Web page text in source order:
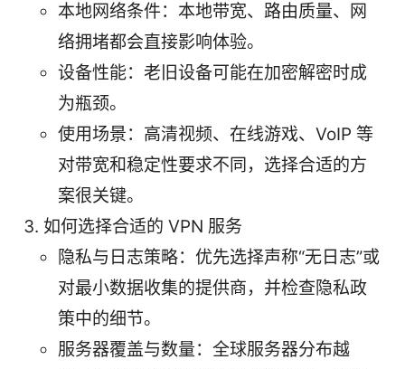
本地网络条件：本地带宽、路由质量、网
络拥堵都会直接影响体验。
设备性能：老旧设备可能在加密解密时成
为瓶颈。
使用场景：高清视频、在线游戏、VoIP 等
对带宽和稳定性要求不同，选择合适的方
案很关键。
如何选择合适的 VPN 服务
隐私与日志策略：优先选择声称“无日志”或
对最小数据收集的提供商，并检查隐私政
策中的细节。
服务器覆盖与数量：全球服务器分布越